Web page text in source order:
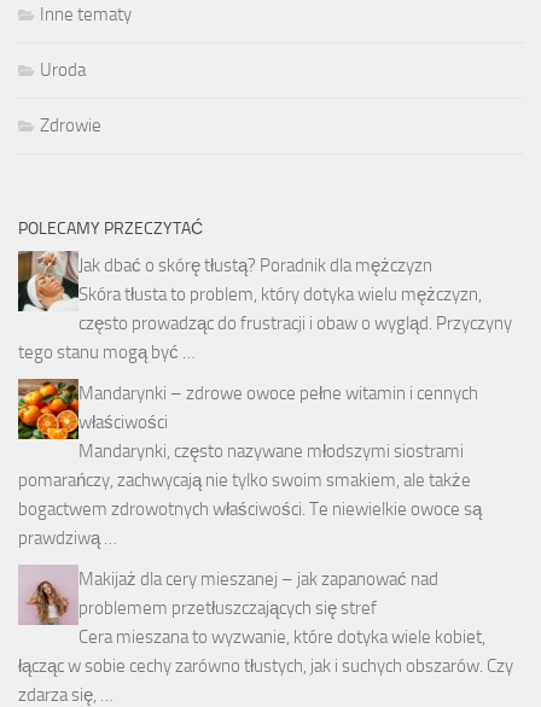
Inne tematy
Uroda
Zdrowie
POLECAMY PRZECZYTAĆ
Jak dbać o skórę tłustą? Poradnik dla mężczyzn
Skóra tłusta to problem, który dotyka wielu mężczyzn,
często prowadząc do frustracji i obaw o wygląd. Przyczyny
tego stanu mogą być …
Mandarynki – zdrowe owoce pełne witamin i cennych
właściwości
Mandarynki, często nazywane młodszymi siostrami
pomarańczy, zachwycają nie tylko swoim smakiem, ale także
bogactwem zdrowotnych właściwości. Te niewielkie owoce są
prawdziwą …
Makijaż dla cery mieszanej – jak zapanować nad
problemem przetłuszczających się stref
Cera mieszana to wyzwanie, które dotyka wiele kobiet,
łącząc w sobie cechy zarówno tłustych, jak i suchych obszarów. Czy
zdarza się, …